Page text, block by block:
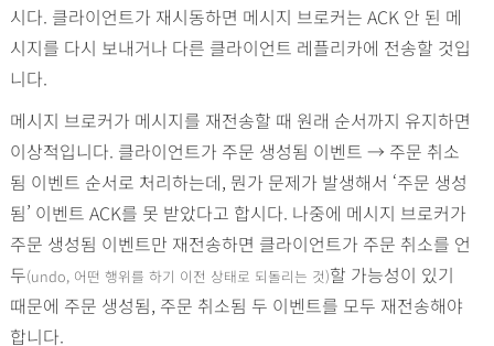
시다. 클라이언트가 재시동하면 메시지 브로커는 ACK 안 된 메
시지를 다시 보내거나 다른 클라이언트 레플리카에 전송할 것입
니다.
메시지 브로커가 메시지를 재전송할 때 원래 순서까지 유지하면
이상적입니다. 클라이언트가 주문 생성됨 이벤트 → 주문 취소
됨 이벤트 순서로 처리하는데, 뭔가 문제가 발생해서 ‘주문 생성
됨’ 이벤트 ACK를 못 받았다고 합시다. 나중에 메시지 브로커가
주문 생성됨 이벤트만 재전송하면 클라이언트가 주문 취소를 언
두(undo, 어떤 행위를 하기 이전 상태로 되돌리는 것)할 가능성이 있기
때문에 주문 생성됨, 주문 취소됨 두 이벤트를 모두 재전송해야
합니다.